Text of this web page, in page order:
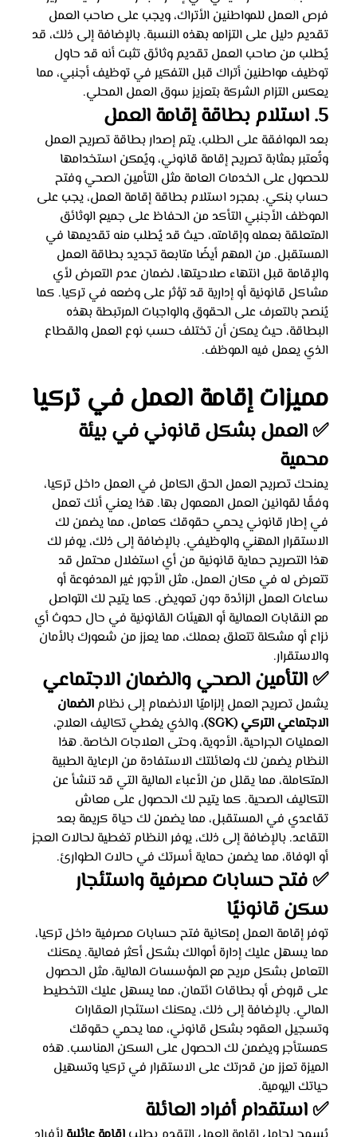
فرص العمل للمواطنين الأتراك، ويجب على صاحب العمل
تقديم دليل على التزامه بهذه النسبة. بالإضافة إلى ذلك، قد
يُطلب من صاحب العمل تقديم وثائق تثبت أنه قد حاول
توظيف مواطنين أتراك قبل التفكير في توظيف أجنبي، مما
يعكس التزام الشركة بتعزيز سوق العمل المحلي.
5. استلام بطاقة إقامة العمل
بعد الموافقة على الطلب، يتم إصدار بطاقة تصريح العمل
وتُعتبر بمثابة تصريح إقامة قانوني، ويُمكن استخدامها
للحصول على الخدمات العامة مثل التأمين الصحي وفتح
حساب بنكي. بمجرد استلام بطاقة إقامة العمل، يجب على
الموظف الأجنبي التأكد من الحفاظ على جميع الوثائق
المتعلقة بعمله وإقامته، حيث قد يُطلب منه تقديمها في
المستقبل. من المهم أيضًا متابعة تجديد بطاقة العمل
والإقامة قبل انتهاء صلاحيتها، لضمان عدم التعرض لأي
مشاكل قانونية أو إدارية قد تؤثر على وضعه في تركيا. كما
يُنصح بالتعرف على الحقوق والواجبات المرتبطة بهذه
البطاقة، حيث يمكن أن تختلف حسب نوع العمل والقطاع
الذي يعمل فيه الموظف.
مميزات إقامة العمل في تركيا
✅ العمل بشكل قانوني في بيئة
محمية
يمنحك تصريح العمل الحق الكامل في العمل داخل تركيا،
وفقًا لقوانين العمل المعمول بها. هذا يعني أنك تعمل
في إطار قانوني يحمي حقوقك كعامل، مما يضمن لك
الاستقرار المهني والوظيفي. بالإضافة إلى ذلك، يوفر لك
هذا التصريح حماية قانونية من أي استغلال محتمل قد
تتعرض له في مكان العمل، مثل الأجور غير المدفوعة أو
ساعات العمل الزائدة دون تعويض. كما يتيح لك التواصل
مع النقابات العمالية أو الهيئات القانونية في حال حدوث أي
نزاع أو مشكلة تتعلق بعملك، مما يعزز من شعورك بالأمان
والاستقرار.
✅ التأمين الصحي والضمان الاجتماعي
يشمل تصريح العمل إلزاميًا الانضمام إلى نظام الضمان
الاجتماعي التركي (SGK)
، والذي يغطي تكاليف العلاج،
العمليات الجراحية، الأدوية، وحتى العلاجات الخاصة. هذا
النظام يضمن لك ولعائلتك الاستفادة من الرعاية الطبية
المتكاملة، مما يقلل من الأعباء المالية التي قد تنشأ عن
التكاليف الصحية. كما يتيح لك الحصول على معاش
تقاعدي في المستقبل، مما يضمن لك حياة كريمة بعد
التقاعد. بالإضافة إلى ذلك، يوفر النظام تغطية لحالات العجز
أو الوفاة، مما يضمن حماية أسرتك في حالات الطوارئ.
✅ فتح حسابات مصرفية واستئجار
سكن قانونيًا
توفر إقامة العمل إمكانية فتح حسابات مصرفية داخل تركيا،
مما يسهل عليك إدارة أموالك بشكل أكثر فعالية. يمكنك
التعامل بشكل مريح مع المؤسسات المالية، مثل الحصول
على قروض أو بطاقات ائتمان، مما يسهل عليك التخطيط
المالي. بالإضافة إلى ذلك، يمكنك استئجار العقارات
وتسجيل العقود بشكل قانوني، مما يحمي حقوقك
كمستأجر ويضمن لك الحصول على السكن المناسب. هذه
الميزة تعزز من قدرتك على الاستقرار في تركيا وتسهيل
حياتك اليومية.
✅ استقدام أفراد العائلة